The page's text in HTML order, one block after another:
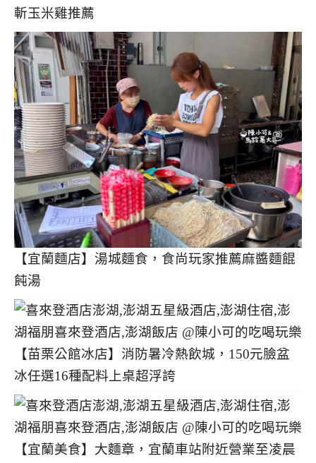
斬玉米雞推薦
【宜蘭麵店】湯城麵食，食尚玩家推薦麻醬麵餛
飩湯
【苗栗公館冰店】消防暑冷熱飲城，150元臉盆
冰任選16種配料上桌超浮誇
【宜蘭美食】大麵章，宜蘭車站附近營業至凌晨